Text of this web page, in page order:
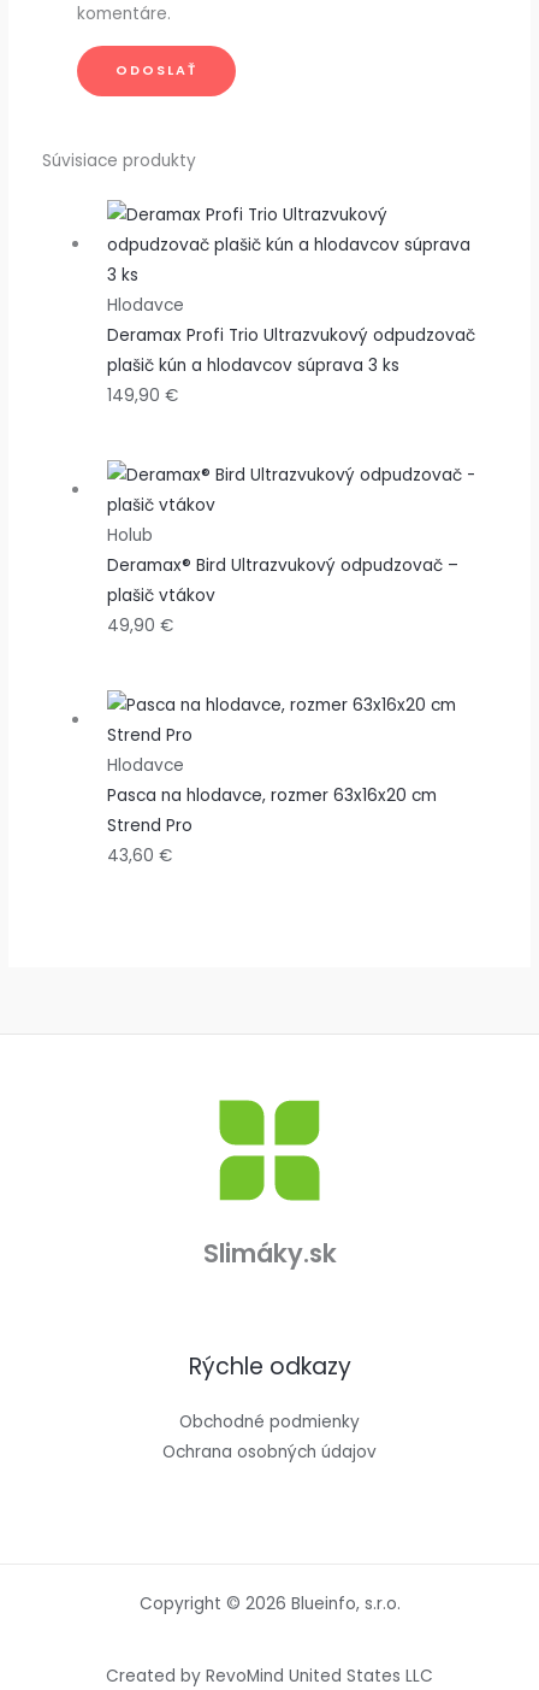
komentáre.
Súvisiace produkty
Hlodavce
Deramax Profi Trio Ultrazvukový odpudzovač
plašič kún a hlodavcov súprava 3 ks
149,90€
Holub
Deramax® Bird Ultrazvukový odpudzovač –
plašič vtákov
49,90€
Hlodavce
Pasca na hlodavce, rozmer 63x16x20 cm
Strend Pro
43,60€
Slimáky.sk
Rýchle odkazy
Obchodné podmienky
Ochrana osobných údajov
Copyright © 2026 Blueinfo, s.r.o.
Created by RevoMind United States LLC